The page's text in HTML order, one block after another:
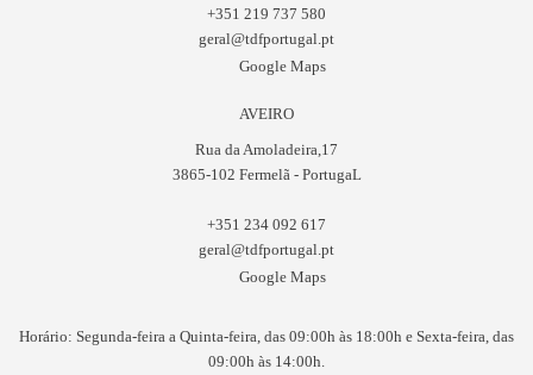
+351 219 737 580
geral@tdfportugal.pt
Google Maps
AVEIRO
Rua da Amoladeira,17
3865-102 Fermelã - PortugaL
+351 234 092 617
geral@tdfportugal.pt
Google Maps
Horário: Segunda-feira a Quinta-feira, das 09:00h às 18:00h e Sexta-feira, das
09:00h às 14:00h.